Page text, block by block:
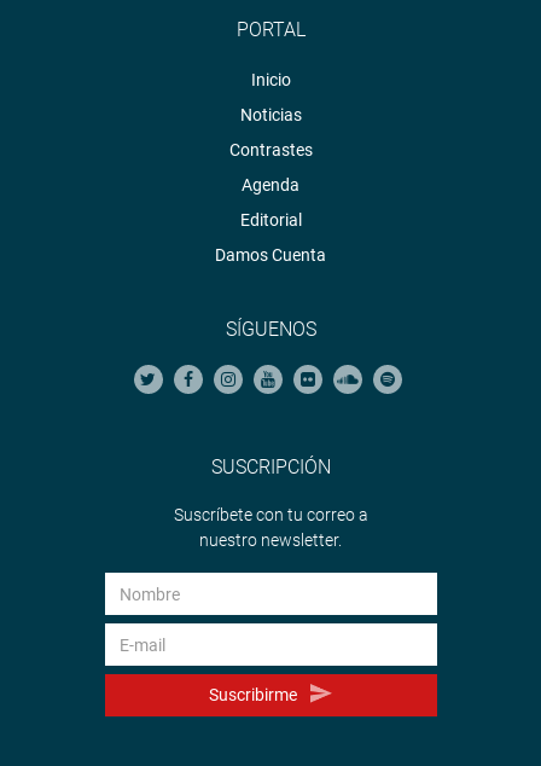
PORTAL
Inicio
Noticias
Contrastes
Agenda
Editorial
Damos Cuenta
SÍGUENOS
SUSCRIPCIÓN
Suscríbete con tu correo a
nuestro newsletter.
Suscribirme